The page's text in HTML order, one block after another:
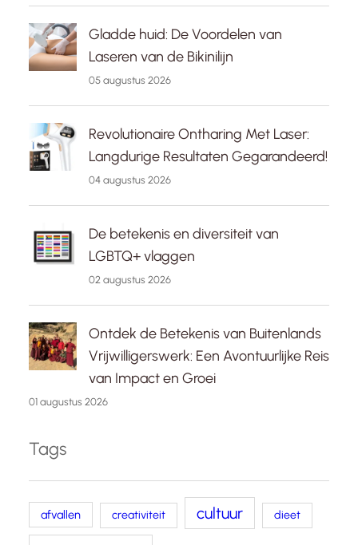
Gladde huid: De Voordelen van
Laseren van de Bikinilijn
05 augustus 2026
Revolutionaire Ontharing Met Laser:
Langdurige Resultaten Gegarandeerd!
04 augustus 2026
De betekenis en diversiteit van
LGBTQ+ vlaggen
02 augustus 2026
Ontdek de Betekenis van Buitenlands
Vrijwilligerswerk: Een Avontuurlijke Reis
van Impact en Groei
01 augustus 2026
Tags
afvallen creativiteit cultuur dieet